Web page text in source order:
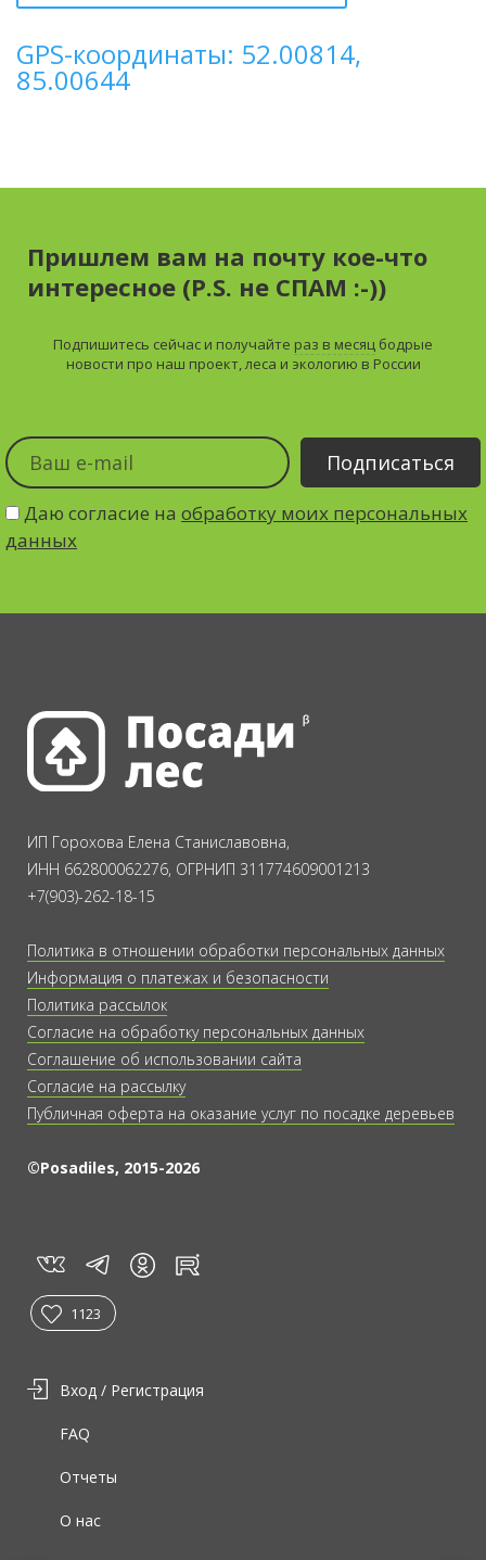
GPS-координаты: 52.00814,
85.00644
Пришлем вам на почту кое-что
интересное (P.S. не СПАМ :-))
Подпишитесь сейчас и получайте раз в месяц бодрые
новости про наш проект, леса и экологию в России
Даю согласие на обработку моих персональных
данных
ИП Горохова Елена Станиславовна,
ИНН 662800062276, ОГРНИП 311774609001213
+7(903)-262-18-15
Политика в отношении обработки персональных данных
Информация о платежах и безопасности
Политика рассылок
Согласие на обработку персональных данных
Соглашение об использовании сайта
Согласие на рассылку
Публичная оферта на оказание услуг по посадке деревьев
©Posadiles, 2015-2026
vk tg in rt
1123
Вход / Регистрация
О нас
Отчеты
FAQ